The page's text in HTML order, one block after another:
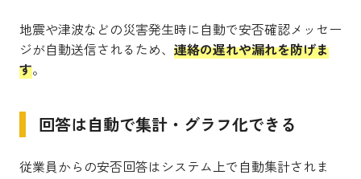
地震や津波などの災害発生時に自動で安否確認メッセー
ジが自動送信されるため、 連絡の遅れや漏れを防げま
す。
回答は自動で集計・グラフ化できる
従業員からの安否回答はシステム上で自動集計されま